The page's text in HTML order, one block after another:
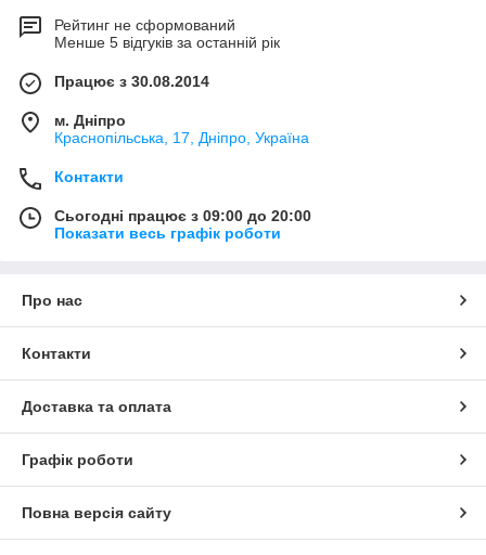
Рейтинг не сформований
Менше 5 відгуків за останній рік
Працює з 30.08.2014
м. Дніпро
Краснопільська, 17, Дніпро, Україна
Контакти
Сьогодні працює з 09:00 до 20:00
Показати весь графік роботи
Про нас
Контакти
Доставка та оплата
Графік роботи
Повна версія сайту